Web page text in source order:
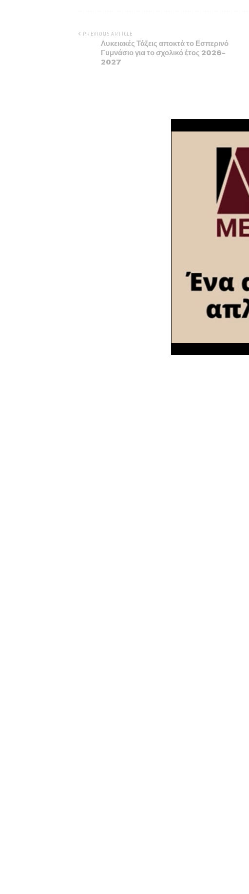
PREVIOUS ARTICLE
Λυκειακές Τάξεις αποκτά το Εσπερινό
Γυμνάσιο για το σχολικό έτος 2026-
2027